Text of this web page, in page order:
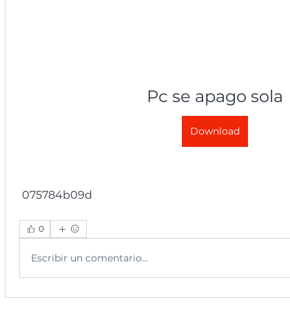
Pc se apago sola
Download
075784b09d
0
Escribir un comentario...